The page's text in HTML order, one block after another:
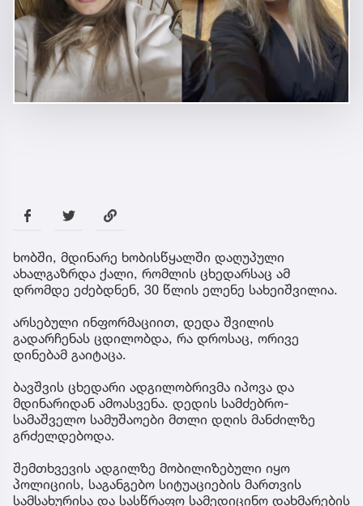
ხობში, მდინარე ხობისწყალში დაღუპული
ახალგაზრდა ქალი, რომლის ცხედარსაც ამ
დრომდე ეძებდნენ, 30 წლის ელენე სახეიშვილია.
არსებული ინფორმაციით, დედა შვილის
გადარჩენას ცდილობდა, რა დროსაც, ორივე
დინებამ გაიტაცა.
ბავშვის ცხედარი ადგილობრივმა იპოვა და
მდინარიდან ამოასვენა. დედის სამძებრო-
სამაშველო სამუშაოები მთლი დღის მანძილზე
გრძელდებოდა.
შემთხვევის ადგილზე მობილიზებული იყო
პოლიციის, საგანგებო სიტუაციების მართვის
სამსახურისა და სასწრაფო სამედიცინო დახმარების